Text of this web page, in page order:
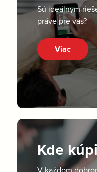
Sú ideálnym
práve pre vás?
Viac
Kde